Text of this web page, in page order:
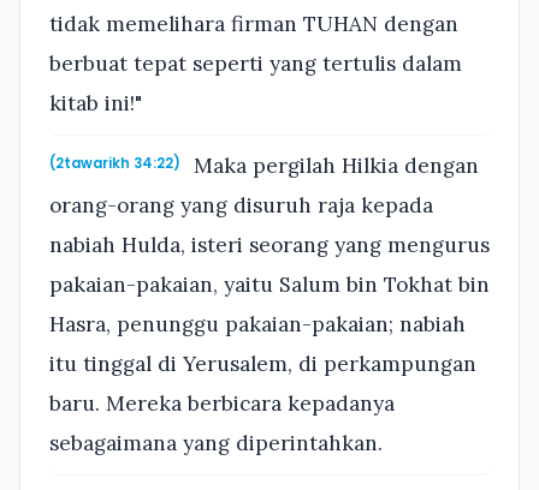
tidak memelihara firman TUHAN dengan
berbuat tepat seperti yang tertulis dalam
kitab ini!"
(2tawarikh 34:22)
Maka pergilah Hilkia dengan
orang-orang yang disuruh raja kepada
nabiah Hulda, isteri seorang yang mengurus
pakaian-pakaian, yaitu Salum bin Tokhat bin
Hasra, penunggu pakaian-pakaian; nabiah
itu tinggal di Yerusalem, di perkampungan
baru. Mereka berbicara kepadanya
sebagaimana yang diperintahkan.